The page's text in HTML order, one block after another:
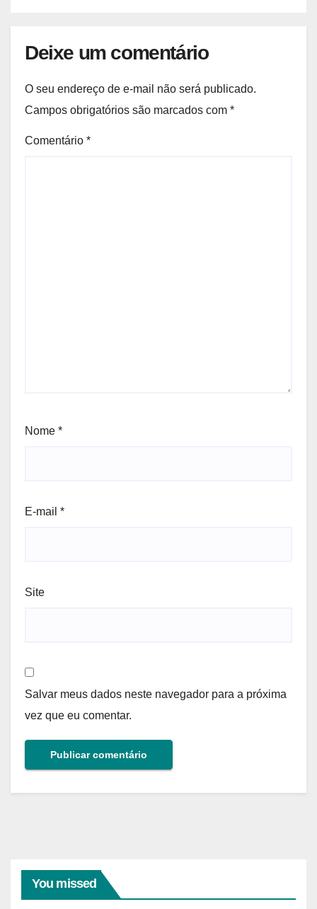
Deixe um comentário
O seu endereço de e-mail não será publicado.
Campos obrigatórios são marcados com *
Comentário *
Nome *
E-mail *
Site
Salvar meus dados neste navegador para a próxima
vez que eu comentar.
You missed